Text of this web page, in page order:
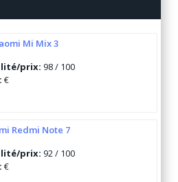
Mi Mix 3
prix: 98 / 100
€
Redmi Note 7
prix: 92 / 100
€